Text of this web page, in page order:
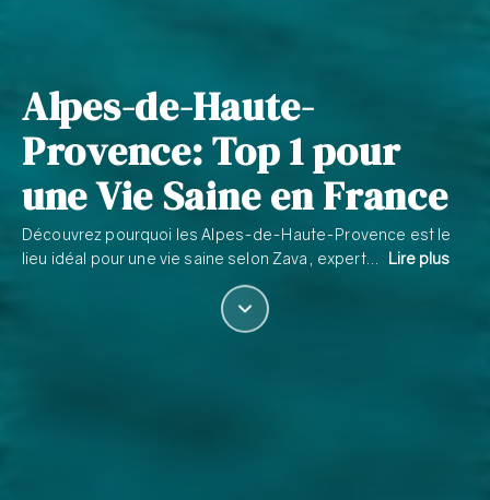
Alpes-de-Haute-
Provence: Top 1 pour
une Vie Saine en France
Découvrez pourquoi les Alpes-de-Haute-Provence est le
lieu idéal pour une vie saine selon Zava, expert…
Lire plus